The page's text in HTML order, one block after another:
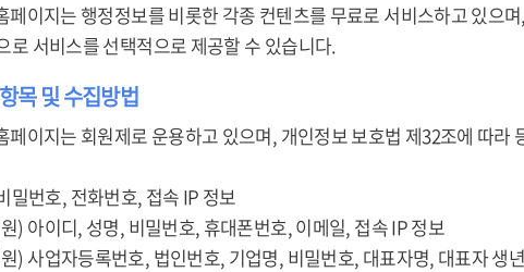
페이지는 행정정보를 비롯한 각종 컨텐츠를 무료로 서비스하고 있으
로 서비스를 선택적으로 제공할 수 있습니다.
목 및 수집방법
페이지는 회원제로 운용하고 있으며, 개인정보 보호법 제32조에 따
밀번호, 전화번호, 접속 IP 정보
명, 비밀번호, 휴대폰번호, 이메일, 접속 IP 정보
번호, 법인번호, 기업명, 비밀번호, 대표자명, 대표자 생년월